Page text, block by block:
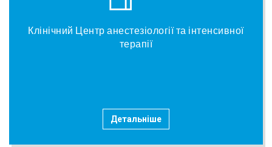
Клінічний Центр анестезіології та інтенсивної
терапії
Детальніше